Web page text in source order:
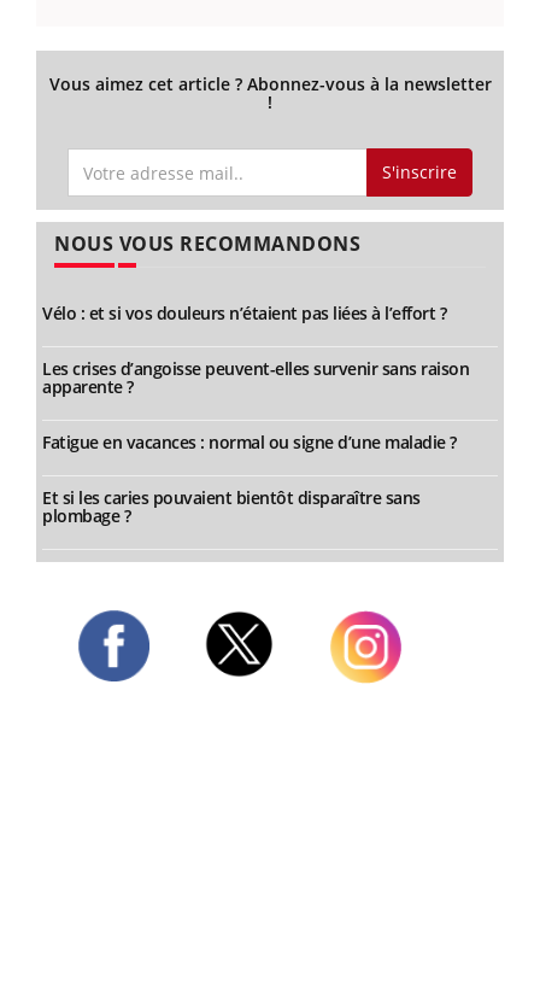
Vous aimez cet article ? Abonnez-vous à la newsletter
!
S'inscrire
NOUS VOUS RECOMMANDONS
Vélo : et si vos douleurs n’étaient pas liées à l’effort ?
Les crises d’angoisse peuvent-elles survenir sans raison
apparente ?
Fatigue en vacances : normal ou signe d’une maladie ?
Et si les caries pouvaient bientôt disparaître sans
plombage ?